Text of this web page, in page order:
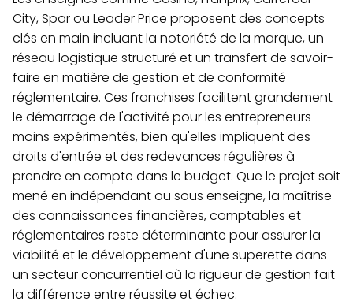
City, Spar ou Leader Price proposent des concepts
clés en main incluant la notoriété de la marque, un
réseau logistique structuré et un transfert de savoir-
faire en matière de gestion et de conformité
réglementaire. Ces franchises facilitent grandement
le démarrage de l'activité pour les entrepreneurs
moins expérimentés, bien qu'elles impliquent des
droits d'entrée et des redevances régulières à
prendre en compte dans le budget. Que le projet soit
mené en indépendant ou sous enseigne, la maîtrise
des connaissances financières, comptables et
réglementaires reste déterminante pour assurer la
viabilité et le développement d'une superette dans
un secteur concurrentiel où la rigueur de gestion fait
la différence entre réussite et échec.